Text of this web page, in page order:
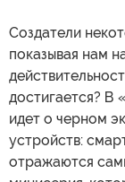
Создатели
показывая нам
достигается? В
идет о черном
устройств:
отражаются